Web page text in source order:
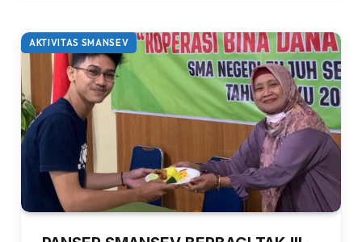
AKTIVITAS SMANSEV